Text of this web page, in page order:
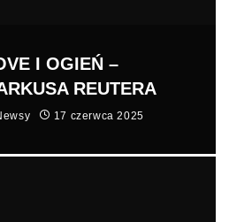
I OGIEŃ –
REUTERA
17 czerwca 2025